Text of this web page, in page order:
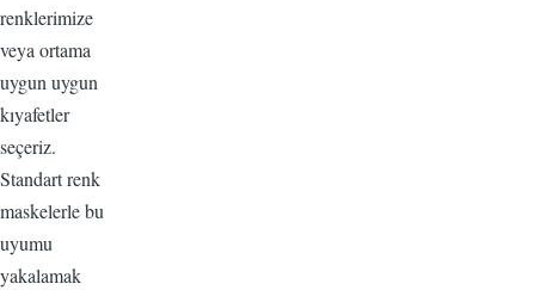
renklerimize
veya ortama
uygun uygun
kıyafetler
seçeriz.
Standart renk
maskelerle bu
uyumu
yakalamak